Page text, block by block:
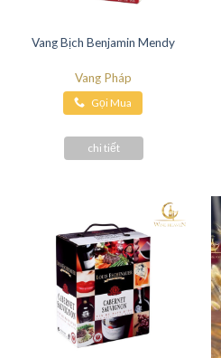
Vang Bịch Benjamin Mendy
Vang Pháp
Gọi Mua
chi tiết